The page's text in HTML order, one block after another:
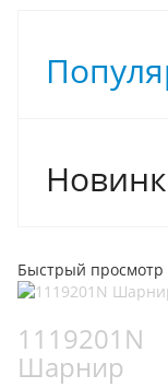
Быстрый просмотр
1119201N
Шарнир